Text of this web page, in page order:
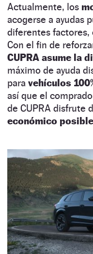
Actualmente, los
acogerse a ayudas
diferentes factores,
Con el fin de
CUPRA asume la
máximo de ayuda
para vehículos
así que el
de CUPRA disfrute
económico